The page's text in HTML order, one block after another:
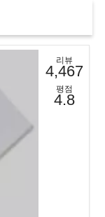
리뷰
4,467
평점
4.8